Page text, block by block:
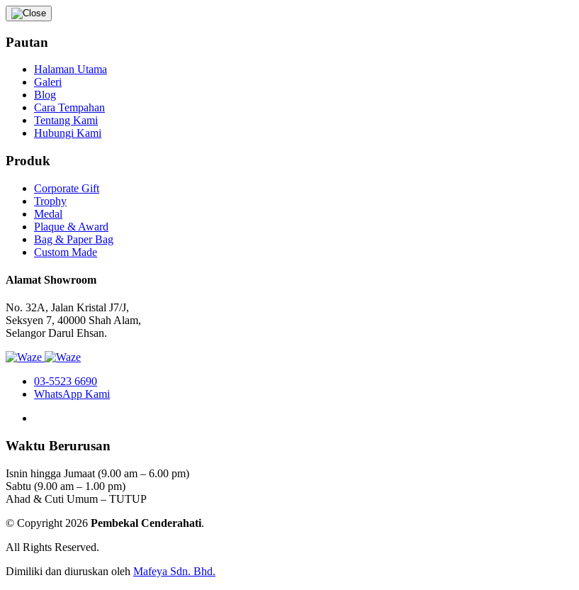
Pautan
Halaman Utama
Galeri
Blog
Cara Tempahan
Tentang Kami
Hubungi Kami
Produk
Corporate Gift
Trophy
Medal
Plaque & Award
Bag & Paper Bag
Custom Made
Alamat Showroom
No. 32A, Jalan Kristal J7/J,
Seksyen 7, 40000 Shah Alam,
Selangor Darul Ehsan.
03-5523 6690
WhatsApp Kami
Waktu Berurusan
Isnin hingga Jumaat (9.00 am – 6.00 pm)
Sabtu (9.00 am – 1.00 pm)
Ahad & Cuti Umum – TUTUP
© Copyright 2026 Pembekal Cenderahati.
All Rights Reserved.
Dimiliki dan diuruskan oleh Mafeya Sdn. Bhd.